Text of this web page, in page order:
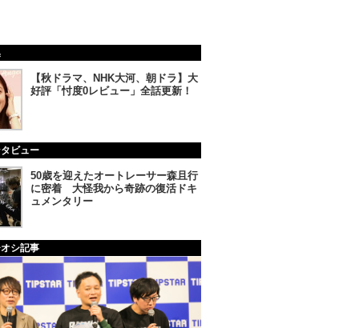
【秋ドラマ、NHK大河、朝ドラ】大
好評「忖度0レビュー」全話更新！
ビュー
50歳を迎えたオートレーサー森且行
に密着 大怪我から奇跡の復活ドキ
ュメンタリー
シ記事